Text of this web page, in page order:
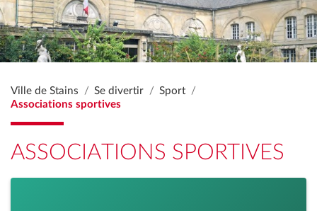
Ville de Stains Se divertir
Sport
Associations sportives
ASSOCIATIONS SPORTIVES